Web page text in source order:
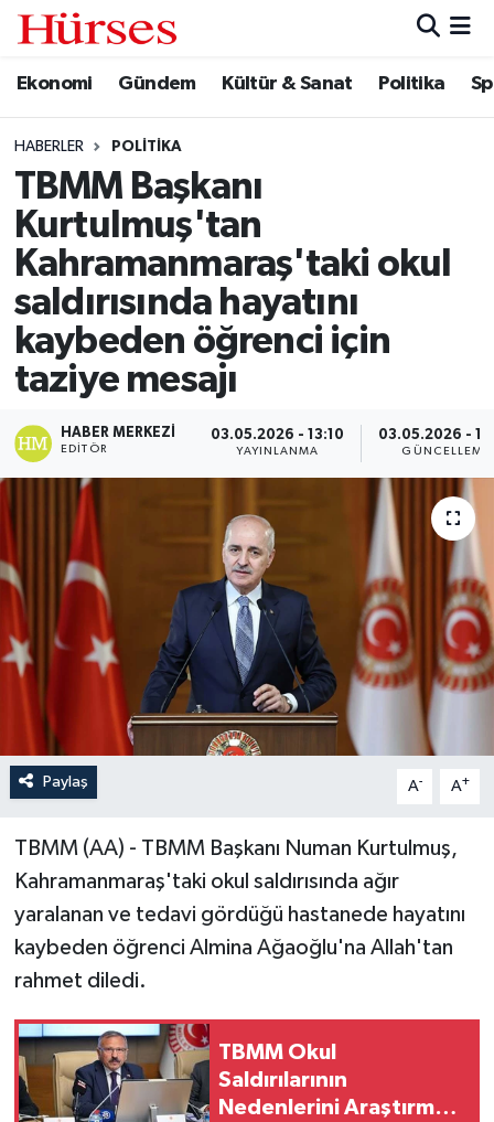
Ekonomi Gündem Kültür & Sanat Politika
HABERLER POLITIKA
TBMM Başkanı
Kurtulmuş'tan
Kahramanmaraş'taki okul
saldırısında hayatını
kaybeden öğrenci için
taziye mesajı
HABER MERKEZI
EDITÖR
03.05.2026 - 13:10
YAYINLANMA
03.05.2026 -
GÜNCELLEME
Paylaş A- A+
TBMM (AA) - TBMM Başkanı Numan Kurtulmuş,
Kahramanmaraş'taki okul saldırısında ağır
yaralanan ve tedavi gördüğü hastanede hayatını
kaybeden öğrenci Almina Ağaoğlu'na Allah'tan
rahmet diledi.
TBMM Okul
Saldırılarının
Nedenlerini Araştırma
Ekonomi
Gündem
Kültür & Sanat
Politika
Spor
Turizm
Hava Durumu
Trafik Durumu
Süper Lig Puan Durumu ve Fikstür
Tüm Manşetler
Son Dakika Haberleri
Haber Arşivi